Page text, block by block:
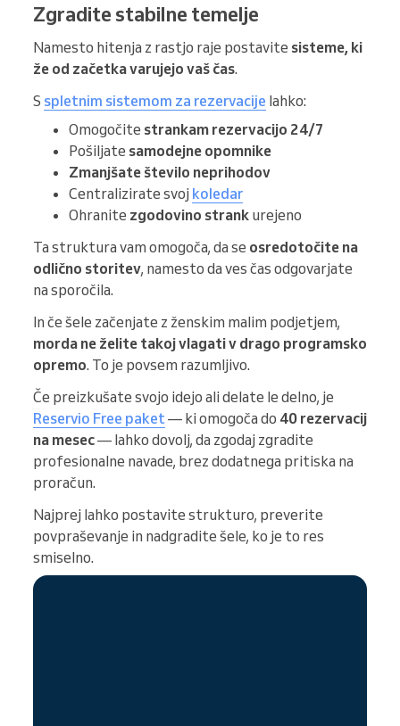
Zgradite stabilne temelje
Namesto hitenja z rastjo raje postavite sisteme, ki
že od začetka varujejo vaš čas.
S spletnim sistemom za rezervacije lahko:
Omogočite strankam rezervacijo 24/7
Pošiljate samodejne opomnike
Zmanjšate število neprihodov
Centralizirate svoj koledar
Ohranite zgodovino strank urejeno
Ta struktura vam omogoča, da se osredotočite na
odlično storitev, namesto da ves čas odgovarjate
na sporočila.
In če šele začenjate z ženskim malim podjetjem,
morda ne želite takoj vlagati v drago programsko
opremo. To je povsem razumljivo.
Če preizkušate svojo idejo ali delate le delno, je
Reservio Free paket— ki omogoča do 40 rezervacij
na mesec— lahko dovolj, da zgodaj zgradite
profesionalne navade, brez dodatnega pritiska na
proračun.
Najprej lahko postavite strukturo, preverite
povpraševanje in nadgradite šele, ko je to res
smiselno.